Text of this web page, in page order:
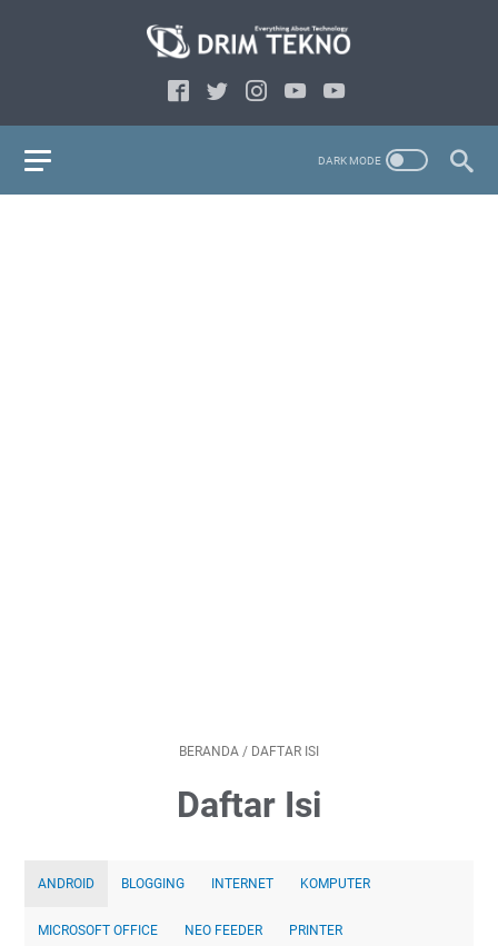
BERANDA / DAFTAR ISI
Daftar Isi
ANDROID BLOGGING INTERNET KOMPUTER
MICROSOFT OFFICE NEO FEEDER PRINTER